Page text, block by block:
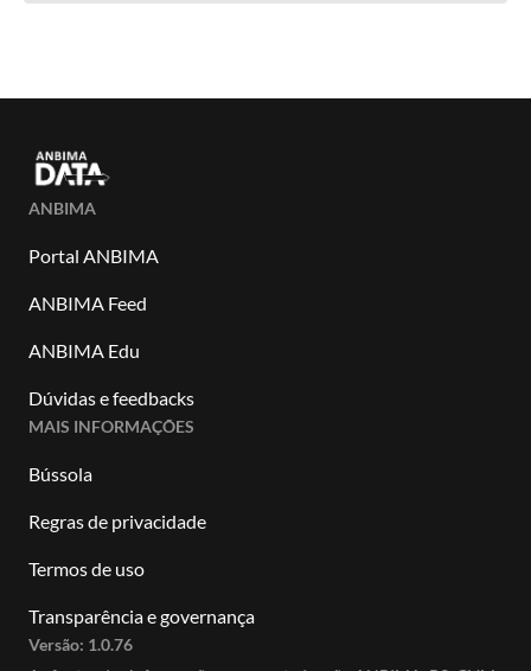
ANBIMA
Portal ANBIMA
ANBIMA Feed
ANBIMA Edu
Dúvidas e feedbacks
MAIS INFORMAÇÕES
Bússola
Regras de privacidade
Termos de uso
Transparência e governança
Versão: 1.0.76